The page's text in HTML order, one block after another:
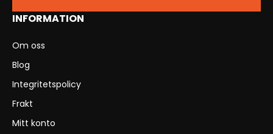
INFORMATION
Om oss
Blog
Integritetspolicy
Frakt
Mitt konto